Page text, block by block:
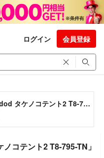
ログイン 会員登録
定価以下 新品未開封 dod タケノコテント2 T8-795-TN
コテント2 T8-795-TN」